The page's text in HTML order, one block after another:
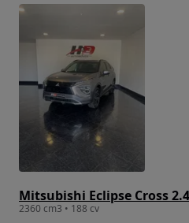
Mitsubishi Eclipse Cross
2360 cm3 • 188 cv